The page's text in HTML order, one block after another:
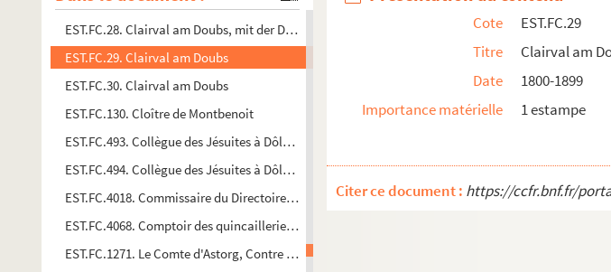
EST.FC.28. Clairval am Doubs, mit der Doubs : Brücke
EST.FC.29. Clairval am Doubs
EST.FC.30. Clairval am Doubs
EST.FC.130. Cloître de Montbenoit
EST.FC.493. Collègue des Jésuites à Dôle : Franche-Comté
EST.FC.494. Collègue des Jésuites à Dôle : Franche-Comté
EST.FC.4018. Commissaire du Directoire éxécutif près les Tribunaux ; Juge de Paix.
EST.FC.4068. Comptoir des quincailleries réunies de l'Est Fesches-le-Chatel (Doubs)
EST.FC.1271. Le Comte d'Astorg, Contre Amiral
Cote
EST.FC.29
Titre
Clairval am
Date
1800-1899
Importance matérielle
1 estampe
Citer ce document : https://ccfr.bnf.fr/